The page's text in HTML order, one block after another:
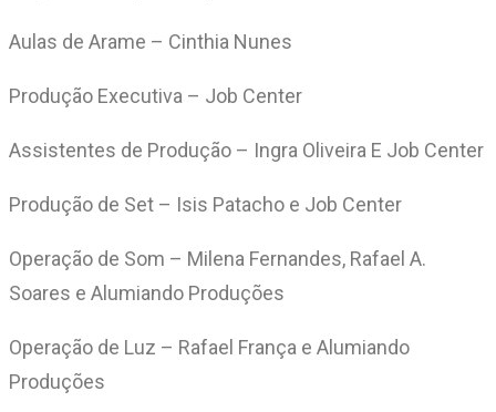
Aulas de Arame – Cinthia Nunes
Produção Executiva – Job Center
Assistentes de Produção – Ingra Oliveira E Job Center
Produção de Set – Isis Patacho e Job Center
Operação de Som – Milena Fernandes, Rafael A.
Soares e Alumiando Produções
Operação de Luz – Rafael França e Alumiando
Produções